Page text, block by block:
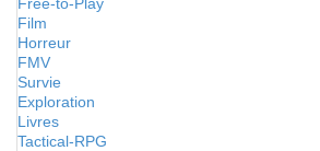
Film
Horreur
FMV
Survie
Exploration
Livres
Tactical-RPG